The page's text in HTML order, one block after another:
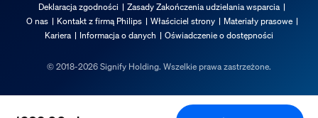
Temperatura barwowa
2000-6500 K
Różne
Zaprojektowano z myślą o
Deklaracja zgodności
Zasady Zakończenia udzielania wsparcia
O nas
Kontakt z firmą Philips Właściciel strony
Materiały prasowe
Kariera
Informacja o danych Oświadczenie o dostępności
© 2018-2026 Signify Holding. Wszelkie prawa zastrzeżone.